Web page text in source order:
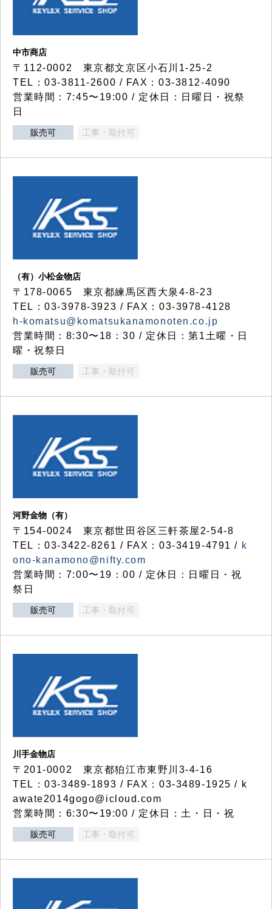
中市商店
〒112-0002 東京都文京区小石川1-25-2
TEL：03-3811-2600 / FAX：03-3812-4090
営業時間：7:45〜19:00 / 定休日：日曜日・祝祭
日
販売可 工事・取付可
（有）小松金物店
〒178-0065 東京都練馬区西大泉4-8-23
TEL：03-3978-3923 / FAX：03-3978-4128
h-komatsu@komatsukanamonoten.co.jp
営業時間：8:30〜18：30 / 定休日：第1土曜・日
曜・祝祭日
販売可 工事・取付可
河野金物（有）
〒154-0024 東京都世田谷区三軒茶屋2-54-8
TEL：03-3422-8261 / FAX：03-3419-4791 / k
ono-kanamono@nifty.com
営業時間：7:00〜19：00 / 定休日：日曜日・祝
祭日
販売可 工事・取付可
川手金物店
〒201-0002 東京都狛江市東野川3-4-16
TEL：03-3489-1893 / FAX：03-3489-1925 / k
awate2014gogo@icloud.com
営業時間：6:30〜19:00 / 定休日：土・日・祝
販売可 工事・取付可